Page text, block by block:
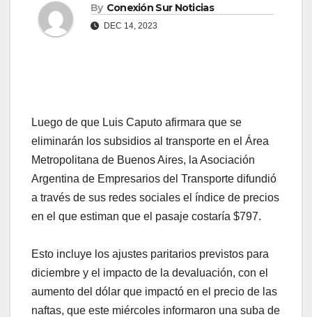
By Conexión Sur Noticias
DEC 14, 2023
Luego de que Luis Caputo afirmara que se
eliminarán los subsidios al transporte en el Área
Metropolitana de Buenos Aires, la Asociación
Argentina de Empresarios del Transporte difundió
a través de sus redes sociales el índice de precios
en el que estiman que el pasaje costaría $797.
Esto incluye los ajustes paritarios previstos para
diciembre y el impacto de la devaluación, con el
aumento del dólar que impactó en el precio de las
naftas, que este miércoles informaron una suba de